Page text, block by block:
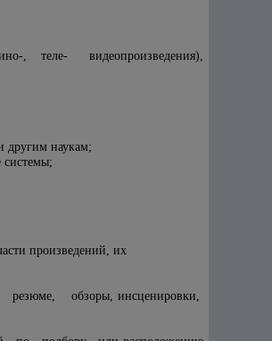
, теле- видеопроизведения),
другим наукам;
произведений, их
резюме, обзоры, инсценировки,